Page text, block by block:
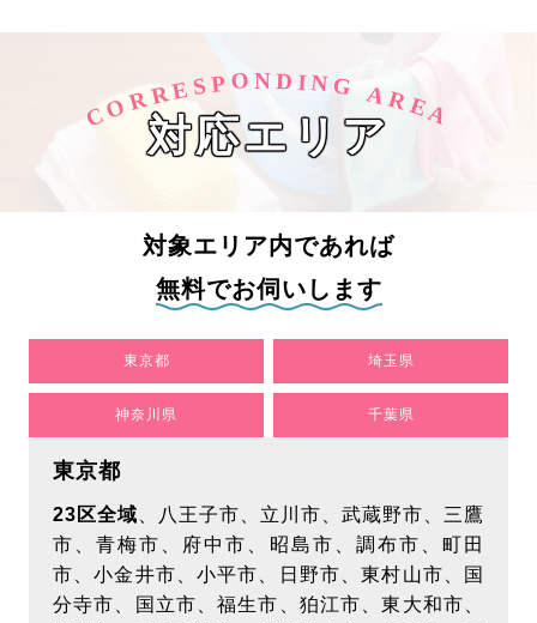
【メディア掲載】「口コミ評判ナビ」様にてアールク
リーニングが紹介されました！
もっとみる
2026/7/8
【メディア掲載】「air LAB｜エアラボ」様にてアール
クリーニングが紹介されました！
もっとみる
CORRESPOND ING AREA
対応エリア
対象エリア内であれば
無料でお伺いします
東京都 埼玉県
神奈川県 千葉県
東京都
23区全域 、八王子市、立川市、武蔵野市、三鷹
市、青梅市、府中市、昭島市、調布市、町田
市、小金井市、小平市、日野市、東村山市、国
分寺市、国立市、福生市、狛江市、東大和市、